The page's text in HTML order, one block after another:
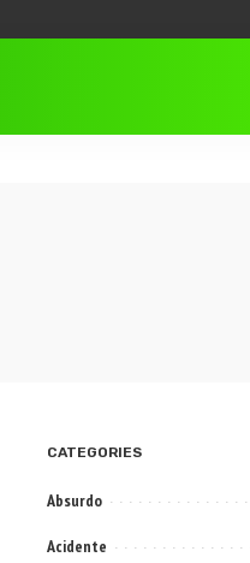
CATEGORIES
Absurdo
Acidente